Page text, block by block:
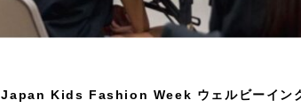
Japan Kids Fashion Week ウェルビーイング